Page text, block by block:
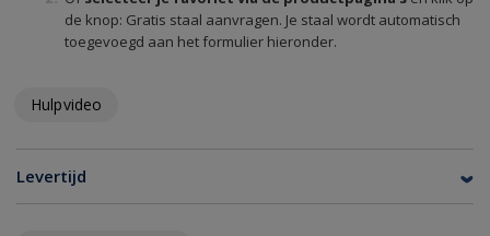
de knop: Gratis staal aanvragen. Je staal wordt automatisch
toegevoegd aan het formulier hieronder.
Hulpvideo
Levertijd